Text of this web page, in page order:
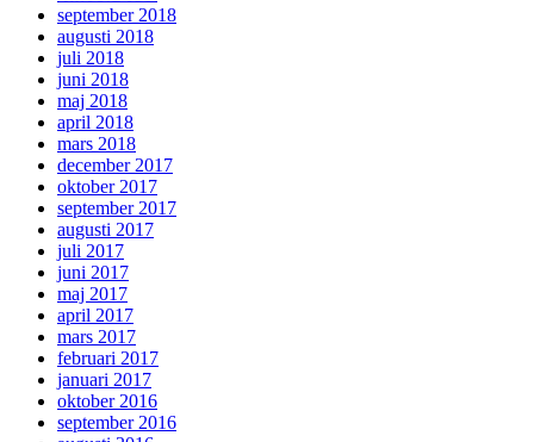
september 2018
augusti 2018
juli 2018
juni 2018
maj 2018
april 2018
mars 2018
december 2017
oktober 2017
september 2017
augusti 2017
juli 2017
juni 2017
maj 2017
april 2017
mars 2017
februari 2017
januari 2017
oktober 2016
september 2016